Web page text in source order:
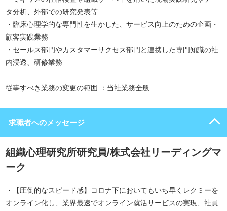
タ分析、外部での研究発表等
・臨床心理学的な専門性を生かした、サービス向上のための企画・
顧客実践業務
・セールス部門やカスタマーサクセス部門と連携した専門知識の社
内浸透、研修業務
従事すべき業務の変更の範囲 ：当社業務全般
求職者へのメッセージ
組織心理研究所研究員/株式会社リーディングマ
ーク
・【圧倒的なスピード感】コロナ下においてもいち早くレクミーを
オンライン化し、業界最速でオンライン就活サービスの実現、社員